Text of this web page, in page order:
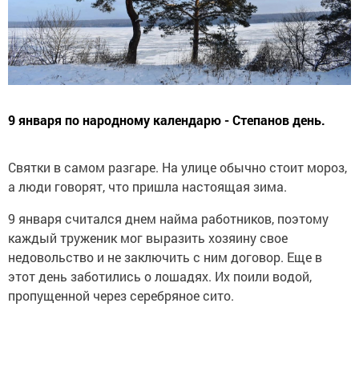
9 января по народному календарю - Степанов день.
Святки в самом разгаре. На улице обычно стоит мороз,
а люди говорят, что пришла настоящая зима.
9 января считался днем найма работников, поэтому
каждый труженик мог выразить хозяину свое
недовольство и не заключить с ним договор. Еще в
этот день заботились о лошадях. Их поили водой,
пропущенной через серебряное сито.